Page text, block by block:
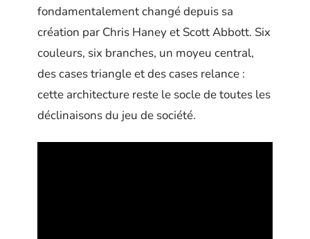
fondamentalement changé depuis sa
création par Chris Haney et Scott Abbott. Six
couleurs, six branches, un moyeu central,
des cases triangle et des cases relance :
cette architecture reste le socle de toutes les
déclinaisons du jeu de société.